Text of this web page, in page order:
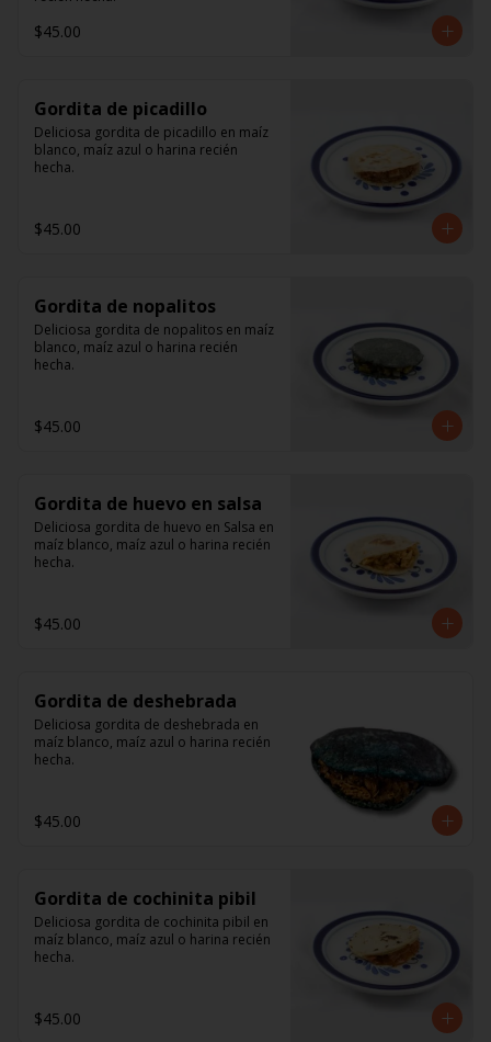
$45.00
Gordita de picadillo
Deliciosa gordita de picadillo en maíz
blanco, maíz azul o harina recién
hecha.
$45.00
Gordita de nopalitos
Deliciosa gordita de nopalitos en maíz
blanco, maíz azul o harina recién
hecha.
$45.00
Gordita de huevo en salsa
Deliciosa gordita de huevo en Salsa en
maíz blanco, maíz azul o harina recién
hecha.
$45.00
Gordita de deshebrada
Deliciosa gordita de deshebrada en
maíz blanco, maíz azul o harina recién
hecha.
$45.00
Gordita de cochinita pibil
Deliciosa gordita de cochinita pibil en
maíz blanco, maíz azul o harina recién
hecha.
$45.00